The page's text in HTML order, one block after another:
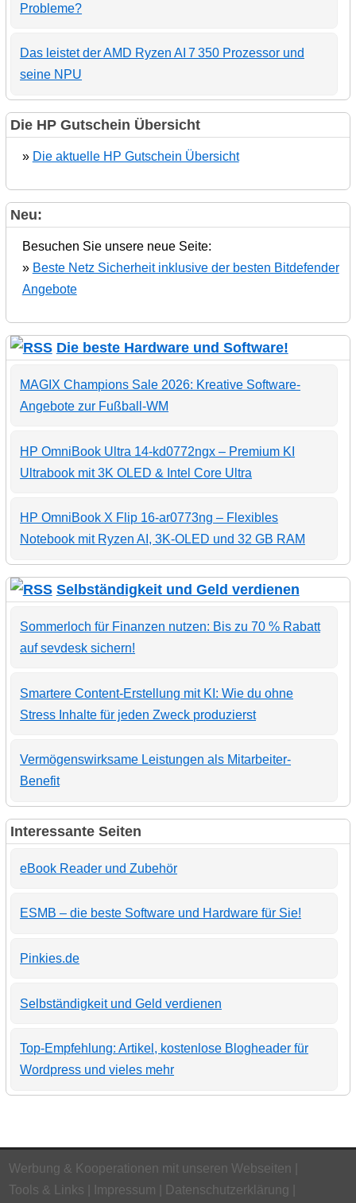
Probleme?
Das leistet der AMD Ryzen AI 7 350 Prozessor und
seine NPU
Die HP Gutschein Übersicht
» Die aktuelle HP Gutschein Übersicht
Neu:
Besuchen Sie unsere neue Seite:
» Beste Netz Sicherheit inklusive der besten Bitdefender
Angebote
Die beste Hardware und Software!
MAGIX Champions Sale 2026: Kreative Software-
Angebote zur Fußball-WM
HP OmniBook Ultra 14-kd0772ngx – Premium KI
Ultrabook mit 3K OLED & Intel Core Ultra
HP OmniBook X Flip 16-ar0773ng – Flexibles
Notebook mit Ryzen AI, 3K-OLED und 32 GB RAM
Selbständigkeit und Geld verdienen
Sommerloch für Finanzen nutzen: Bis zu 70 % Rabatt
auf sevdesk sichern!
Smartere Content-Erstellung mit KI: Wie du ohne
Stress Inhalte für jeden Zweck produzierst
Vermögenswirksame Leistungen als Mitarbeiter-
Benefit
Interessante Seiten
eBook Reader und Zubehör
ESMB – die beste Software und Hardware für Sie!
Pinkies.de
Selbständigkeit und Geld verdienen
Top-Empfehlung: Artikel, kostenlose Blogheader für
Wordpress und vieles mehr
Werbung & Kooperationen mit unseren Webseiten
Tools & Links
Impressum Datenschutzerklärung